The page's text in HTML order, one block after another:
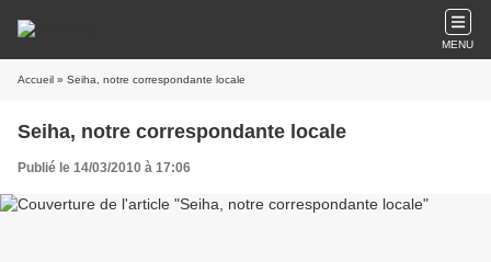
MENU
Accueil » Seiha, notre correspondante locale
Seiha, notre correspondante locale
Publié le 14/03/2010 à 17:06